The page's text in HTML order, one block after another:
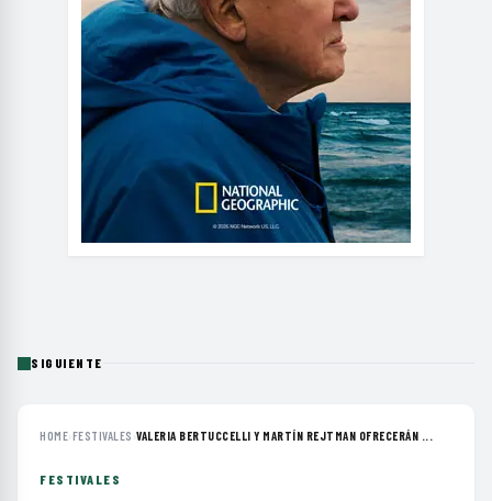
SIGUIENTE
HOME›FESTIVALES ›VALERIA BERTUCCELLI Y MARTÍN REJTMAN OFRECERÁN ...
FESTIVALES